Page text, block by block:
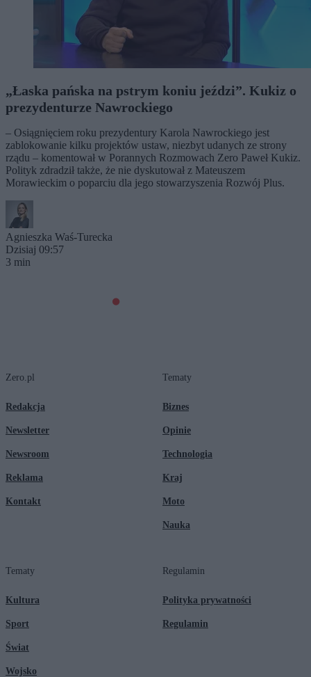
„Łaska pańska na pstrym koniu jeździ”. Kukiz o
prezydenturze Nawrockiego
– Osiągnięciem roku prezydentury Karola Nawrockiego jest
zablokowanie kilku projektów ustaw, niezbyt udanych ze strony
rządu – komentował w Porannych Rozmowach Zero Paweł Kukiz.
Polityk zdradził także, że nie dyskutował z Mateuszem
Morawieckim o poparciu dla jego stowarzyszenia Rozwój Plus.
Agnieszka Waś-Turecka
Dzisiaj 09:57
3 min
Zero.pl
Redakcja
Newsletter
Newsroom
Reklama
Kontakt
Tematy
Biznes
Opinie
Technologia
Kraj
Moto
Nauka
Tematy
Kultura
Sport
Świat
Wojsko
Regulamin
Polityka prywatności
Regulamin